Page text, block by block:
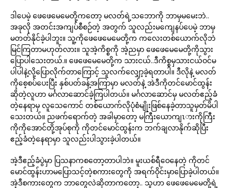
ဒါပေမဲ့ ဖေဖေမေမေတို့ကတော့ မလတ်ရဲ့သဘောကို ဘာမှမမေးဘဲ..
အခုလို အတင်းအကျပ်စီစဉ်တဲ့ အတွက် သူလည်းမကျေနပ်ပေမဲ့ ဘာမှ
မတတ်နိုင်ခဲ့ပါဘူး။ သူ့ကိုဖေဖေမေမေတို့က ကလေးတစ်ယောက်လိုဘဲ
မြင်ကြတာမဟုတ်လား။ သူအဲ့ကိစ္စကို အဲ့ညမှာ ဖေဖေမေမေတို့ကိုသွား
ပြောပါသေးတယ်.။ ဖေဖေမေမေတို့က သားငယ်..ဒီကိစ္စမှသားငယ်ဝင်မ
ပါပါနဲ့လို့ပြောလိုက်တာကြောင့် သူလက်လျှော့ခဲ့ရတာပါ။ ဒီလိုနဲ့ မလတ်
ကိုစေ့စပ်ပေးပြီး နှစ်ပတ်ခန့်အကြာမှာ မလတ်နဲ့ အဲဒီကိုတင်မောင်ထွန်း
ဆိုတဲ့လူဟာ မင်္ဂလာဆောင်ခဲ့ကြပါတယ်။ မင်္ဂလာဆောင်မှ မလတ်ဧည့်ခံ
တဲ့နေရာမှ လူသေကောင် တစ်ယောက်လိုပုံစံမျိုးဖြစ်နေခဲ့တာသူမှတ်မိပါ
သေးတယ်။ ညဖက်ရောက်တဲ့ အခါမှာတော့ မကြီးယောကျၤားကိုကြီး
ကိုကိုအောင်တို့အုပ်စုကို ကိုတင်မောင်ထွန်းက ဘက်ချလာနိုက်ဆိုပြီး
ဧည့်ခံတဲ့နေရာမှာ သူလည်းပါသွားခဲ့ပါတယ်။
အဲ့ဒီဧည့်ခံပွဲမှာ ပြသနာကစတော့တာပါဘဲ။ မူးယစ်ရီဝေနေတဲ့ ကိုတင်
မောင်ထွန်းဟာမပြောသင့်တဲ့စကားတွေကို အရက်ဝိုင်းမှာပြောခဲ့ပါတယ်။
အဲ့ဒီစကားတွေက ဘာတွေလဲဆိုတာကတော့.. သူဟာ ဖေဖေမေမေတို့ရဲ့